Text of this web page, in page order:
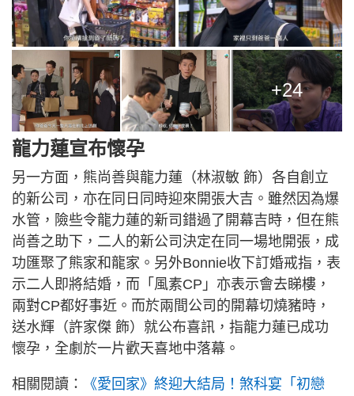
+24
龍力蓮宣布懷孕
另一方面，熊尚善與龍力蓮（林淑敏 飾）各自創立
的新公司，亦在同日同時迎來開張大吉。雖然因為爆
水管，險些令龍力蓮的新司錯過了開幕吉時，但在熊
尚善之助下，二人的新公司決定在同一場地開張，成
功匯聚了熊家和龍家。另外Bonnie收下訂婚戒指，表
示二人即將結婚，而「風素CP」亦表示會去睇樓，
兩對CP都好事近。而於兩間公司的開幕切燒豬時，
送水輝（許家傑 飾）就公布喜訊，指龍力蓮已成功
懷孕，全劇於一片歡天喜地中落幕。
相關閱讀：
《愛回家》終迎大結局！煞科宴「初戀